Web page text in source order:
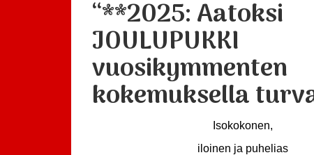
“**2025: Aatoksi
JOULUPUKKI
vuosikymmenten
kokemuksella
Isokokonen,
iloinen ja puhelias